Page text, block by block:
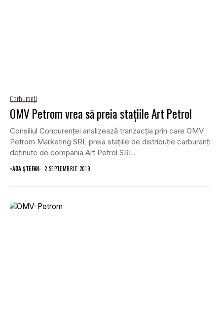
Carburanţi
OMV Petrom vrea să preia staţiile Art Petrol
Consiliul Concurenţei analizează tranzacţia prin care OMV
Petrom Marketing SRL preia staţiile de distribuţie carburanţi
deţinute de compania Art Petrol SRL.
•ADA ȘTEFAN 2 SEPTEMBRIE 2019